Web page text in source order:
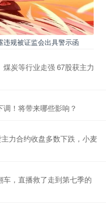
规被证监会出具警示函
炭等行业走强 67股获主力
！将带来哪些影响？
力合约收盘多数下跌，小麦
，直播救了走到第七季的